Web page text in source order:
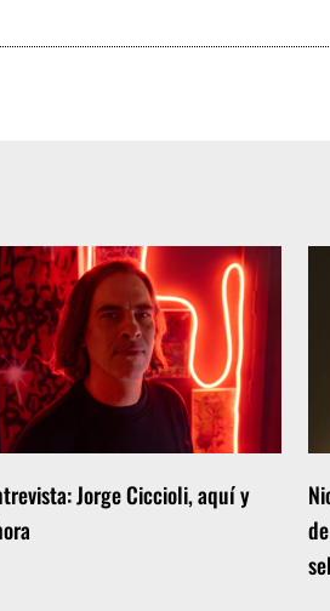
Jorge Ciccioli, aquí y